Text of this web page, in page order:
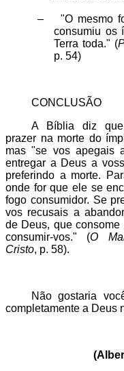
–
"O mesmo
consumiu os
Terra toda." (
p. 54)
CONCLUSÃO
A Bíblia diz
prazer na morte do
mas "se vos apegais
entregar a Deus a
preferindo a morte.
onde for que ele se
fogo consumidor. Se
vos recusais a
de Deus, que
consumir-vos." (O
Cristo, p. 58).
Não gostaria
completamente a Deus